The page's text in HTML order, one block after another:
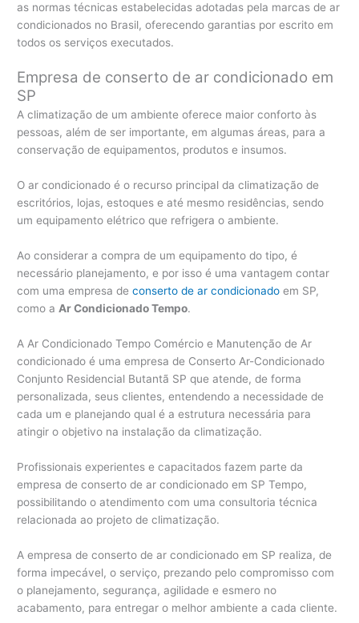
as normas técnicas estabelecidas adotadas pela marcas de ar
condicionados no Brasil, oferecendo garantias por escrito em
todos os serviços executados.
Empresa de conserto de ar condicionado em
SP
A climatização de um ambiente oferece maior conforto às
pessoas, além de ser importante, em algumas áreas, para a
conservação de equipamentos, produtos e insumos.
O ar condicionado é o recurso principal da climatização de
escritórios, lojas, estoques e até mesmo residências, sendo
um equipamento elétrico que refrigera o ambiente.
Ao considerar a compra de um equipamento do tipo, é
necessário planejamento, e por isso é uma vantagem contar
com uma empresa deconserto de ar condicionado em SP,
como a Ar Condicionado Tempo.
A Ar Condicionado Tempo Comércio e Manutenção de Ar
condicionado é uma empresa de Conserto Ar-Condicionado
Conjunto Residencial Butantã SP que atende, de forma
personalizada, seus clientes, entendendo a necessidade de
cada um e planejando qual é a estrutura necessária para
atingir o objetivo na instalação da climatização.
Profissionais experientes e capacitados fazem parte da
empresa de conserto de ar condicionado em SP Tempo,
possibilitando o atendimento com uma consultoria técnica
relacionada ao projeto de climatização.
A empresa de conserto de ar condicionado em SP realiza, de
forma impecável, o serviço, prezando pelo compromisso com
o planejamento, segurança, agilidade e esmero no
acabamento, para entregar o melhor ambiente a cada cliente.